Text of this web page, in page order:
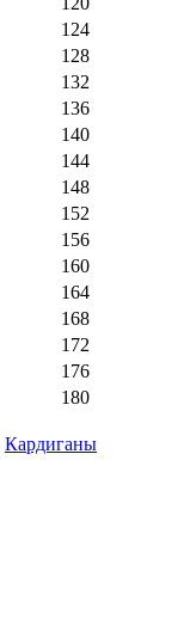
124
128
132
136
140
144
148
152
156
160
164
168
172
176
180
Кардиганы